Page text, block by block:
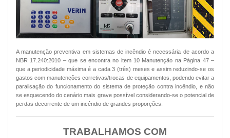
A manutenção preventiva em sistemas de incêndio é necessária de acordo a
NBR 17.240:2010 – que se encontra no item 10 Manutenção na Página 47 –
que a periodicidade máxima é a cada 3 (três) meses e assim reduzindo-se os
gastos com manutenções corretivas/trocas de equipamentos, podendo evitar a
paralisação do funcionamento do sistema de proteção contra incêndio, e não
se esquecendo do cenário mais grave possível considerando-se o potencial de
perdas decorrente de um incêndio de grandes proporções.
TRABALHAMOS COM